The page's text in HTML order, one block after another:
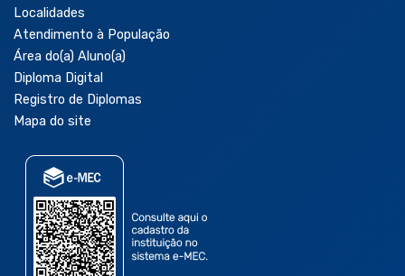
Localidades
Atendimento à População
Área do(a) Aluno(a)
Diploma Digital
Registro de Diplomas
Mapa do site